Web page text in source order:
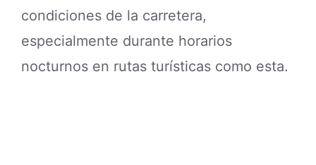
condiciones de la carretera,
especialmente durante horarios
nocturnos en rutas turísticas como esta.